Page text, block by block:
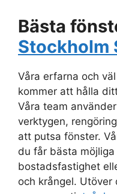
Bästa
Stockholm
Våra erfarna och
kommer att hålla
Våra team
verktygen,
att putsa fönster.
du får bästa
bostadsfastighet
och krångel.